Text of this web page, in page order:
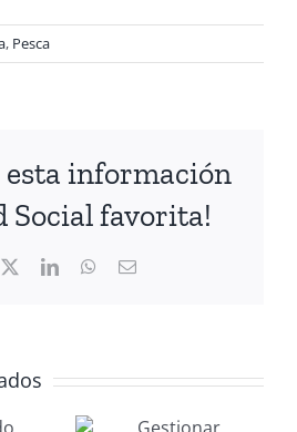
, Pesca
información
Social favorita!
LinkedInWhatsApp
Correo